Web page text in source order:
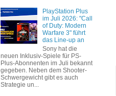
PlayStation Plus
im Juli 2026: "Call
of Duty: Modern
Warfare 3" führt
das Line-up an
Sony hat die
neuen Inklusiv-Spiele für PS-
Plus-Abonnenten im Juli bekannt
gegeben. Neben dem Shooter-
Schwergewicht gibt es auch
Strategie un...